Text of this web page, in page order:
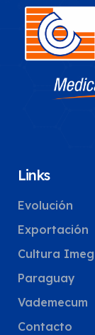
Links
Evolución
Exportación
Cultura Imeg
Paraguay
Vademecum
Contacto